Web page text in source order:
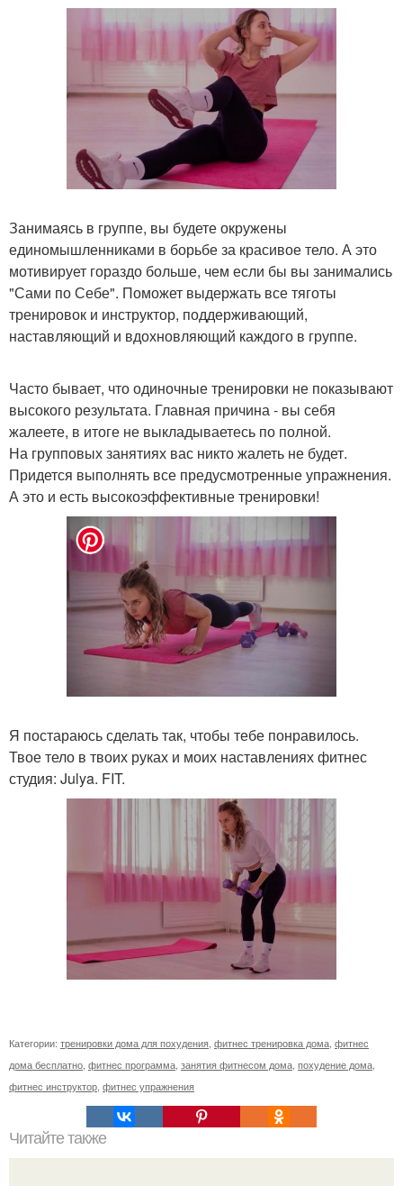
Занимаясь в группе, вы будете окружены
единомышленниками в борьбе за красивое тело. А это
мотивирует гораздо больше, чем если бы вы занимались
"Сами по Себе". Поможет выдержать все тяготы
тренировок и инструктор, поддерживающий,
наставляющий и вдохновляющий каждого в группе.
Часто бывает, что одиночные тренировки не показывают
высокого результата. Главная причина - вы себя
жалеете, в итоге не выкладываетесь по полной.
На групповых занятиях вас никто жалеть не будет.
Придется выполнять все предусмотренные упражнения.
А это и есть высокоэффективные тренировки!
Я постараюсь сделать так, чтобы тебе понравилось.
Твое тело в твоих руках и моих наставлениях фитнес
студия: Julya. FIT.
Категории: тренировки дома для похудения фитнес тренировка дома фитнес
дома бесплатно фитнес программа занятия фитнесом дома похудение дома
фитнес инструктор фитнес упражнения
Читайте также